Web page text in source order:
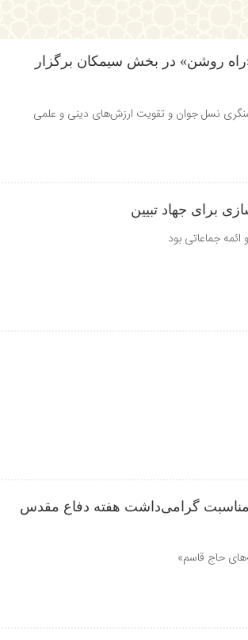
«راه روشن» در بخش سیمکان برگزار
نسل جوان و تقویت ارزش‌های دینی و علمی
برای جهاد تبیین
جماعاتی بود
مناسبت گرامی‌داشت هفته دفاع مقدس
حاج قاسم»